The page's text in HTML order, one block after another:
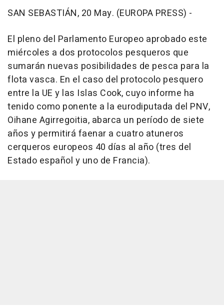
SAN SEBASTIÁN, 20 May. (EUROPA PRESS) -
El pleno del Parlamento Europeo aprobado este
miércoles a dos protocolos pesqueros que
sumarán nuevas posibilidades de pesca para la
flota vasca. En el caso del protocolo pesquero
entre la UE y las Islas Cook, cuyo informe ha
tenido como ponente a la eurodiputada del PNV,
Oihane Agirregoitia, abarca un período de siete
años y permitirá faenar a cuatro atuneros
cerqueros europeos 40 días al año (tres del
Estado español y uno de Francia).